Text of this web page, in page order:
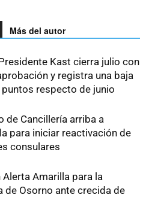
Más del autor
Kast cierra julio con
y registra una baja
respecto de junio
de Cancillería arriba a
para iniciar reactivación de
consulares
Alerta Amarilla para la
de Osorno ante crecida de